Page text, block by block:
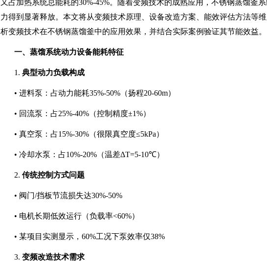
又占加热系统总能耗的30%-45%。随着变频技术的成熟应用，不锈钢蒸馏釜
力得到显著释放。本文将从变频技术原理、设备改造方案、能效评估方法等
析变频技术在不锈钢蒸馏釜中的应用效果，并结合实际案例验证其节能效益。
一、蒸馏系统动力设备能耗特征
1. 典型动力负载构成
• 进料泵：占动力能耗35%-50%（扬程20-60m）
• 回流泵：占25%-40%（控制精度±1%）
• 真空泵：占15%-30%（很限真空度≤5kPa）
• 冷却水泵：占10%-20%（温差ΔT=5-10℃）
2. 传统控制方式问题
• 阀门/挡板节流损失达30%-50%
• 电机长期低效运行（负载率<60%）
• 某项目实测显示，60%工况下泵效率仅38%
3. 变频改造技术需求